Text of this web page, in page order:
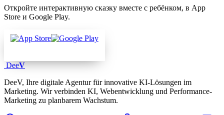
Откройте интерактивную сказку вместе с ребёнком, в App
Store и Google Play.
DeeV
DeeV, Ihre digitale Agentur für innovative KI-Lösungen im
Marketing. Wir verbinden KI, Webentwicklung und Performance-
Marketing zu planbarem Wachstum.